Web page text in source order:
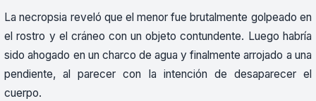
La necropsia reveló que el menor fue brutalmente golpeado en
el rostro y el cráneo con un objeto contundente. Luego habría
sido ahogado en un charco de agua y finalmente arrojado a una
pendiente, al parecer con la intención de desaparecer el
cuerpo.